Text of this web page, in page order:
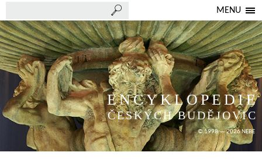
MENU
ENCYKLOPEDIE
ČESKÝCH BUDĚJOVIC
© 1998 — 2026 NEBE